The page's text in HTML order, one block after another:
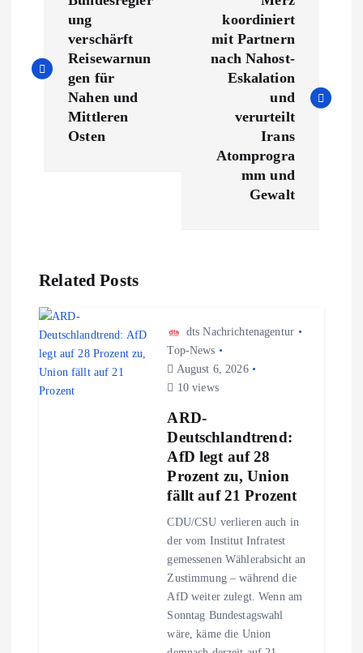
i
n
a
v
ung
verschärft
Reisewarnun
gen für
Nahen und
Mittleren
Osten
koordiniert
mit Partnern
nach Nahost-
Eskalation
und
verurteilt
Irans
Atomprogra
mm und
Gewalt
Related Posts
dts Nachrichtenagentur
Top-News
August 6, 2026
10 views
ARD-
Deutschlandtrend:
AfD legt auf 28
Prozent zu, Union
fällt auf 21 Prozent
CDU/CSU verlieren auch in
der vom Institut Infratest
gemessenen Wählerabsicht an
Zustimmung – während die
AfD weiter zulegt. Wenn am
Sonntag Bundestagswahl
wäre, käme die Union